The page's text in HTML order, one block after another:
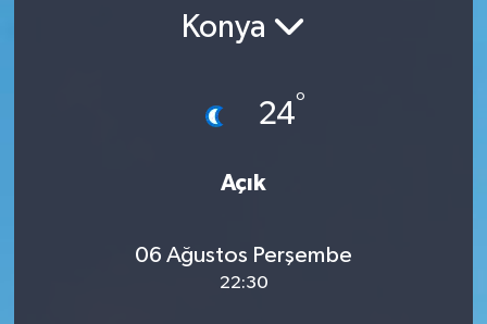
Konya
24°
Açık
06 Ağustos Perşembe
22:30